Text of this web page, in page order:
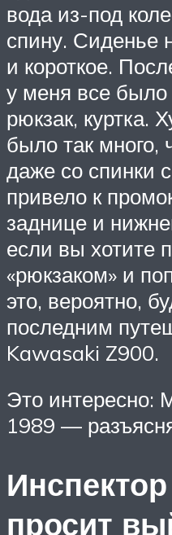
вода из-под
спину. Сиденье
и короткое.
у меня все
рюкзак, куртка.
было так много,
даже со спинки
привело к
заднице и
если вы хотите
«рюкзаком» и
это, вероятно,
последним
Kawasaki Z900.
Это интересно:
1989 —
просит